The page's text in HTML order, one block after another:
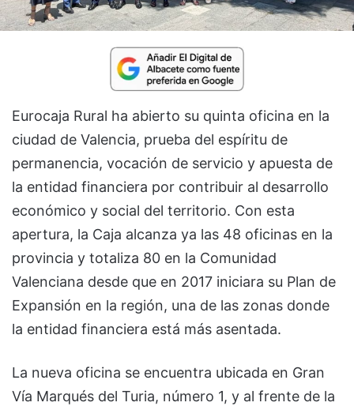
Eurocaja Rural ha abierto su quinta oficina en la
ciudad de Valencia, prueba del espíritu de
permanencia, vocación de servicio y apuesta de
la entidad financiera por contribuir al desarrollo
económico y social del territorio. Con esta
apertura, la Caja alcanza ya las 48 oficinas en la
provincia y totaliza 80 en la Comunidad
Valenciana desde que en 2017 iniciara su Plan de
Expansión en la región, una de las zonas donde
la entidad financiera está más asentada.
La nueva oficina se encuentra ubicada en Gran
Vía Marqués del Turia, número 1, y al frente de la